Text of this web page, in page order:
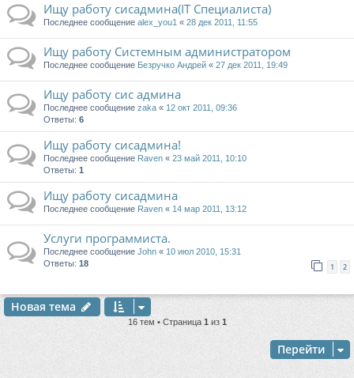
Ищу работу сисадмина(IT Специалиста)
Последнее сообщение alex_you1 « 28 дек 2011, 11:55
Ищу работу Системным администратором
Последнее сообщение Безручко Андрей « 27 дек 2011, 19:49
Ищу работу сис админа
Последнее сообщение zaka « 12 окт 2011, 09:36
Ответы: 6
Ищу работу сисадмина!
Последнее сообщение Raven « 23 май 2011, 10:10
Ответы: 1
Ищу работу сисадмина
Последнее сообщение Raven « 14 мар 2011, 13:12
Услуги программиста.
Последнее сообщение John « 10 июл 2010, 15:31
Ответы: 18 1 2
Новая тема
16 тем • Страница 1 из 1
Перейти